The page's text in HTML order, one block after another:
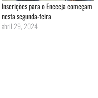
Inscrições para o Encceja começam
nesta segunda-feira
abril 29, 2024